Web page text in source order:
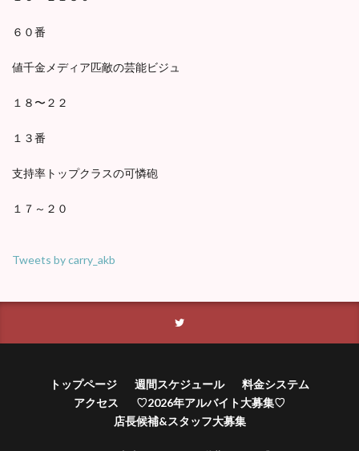
６０番
値千金メディア匹敵の芸能ビジュ
１８〜２２
１３番
支持率トップクラスの可憐砲
１７～２０
Tweets by carry_akb
トップページ 週間スケジュール
料金システム
アクセス
♡2026年アルバイト大募集♡
店長候補&スタッフ大募集